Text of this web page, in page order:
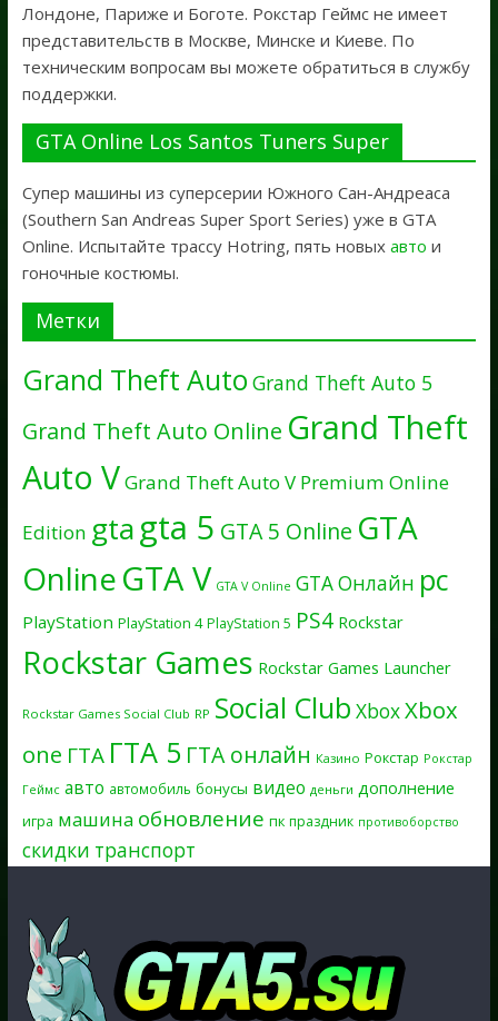
Лондоне, Париже и Боготе. Рокстар Геймс не имеет
представительств в Москве, Минске и Киеве. По
техническим вопросам вы можете обратиться в службу
поддержки.
GTA Online Los Santos Tuners Super
Супер машины из суперсерии Южного Сан-Андреаса
(Southern San Andreas Super Sport Series) уже в GTA
Online. Испытайте трассу Hotring, пять новых авто и
гоночные костюмы.
Метки
Grand Theft Auto Grand Theft Auto 5
Grand Theft Auto Online Grand Theft
Auto VGrand Theft Auto V Premium Online
Edition gtagta 5 GTA 5 Online GTA
OnlineGTA V GTA V Online GTA Онлайн pc
PlayStation PlayStation 4 PlayStation 5 PS4 Rockstar
Rockstar Games Rockstar Games Launcher
Rockstar Games Social Club RP Social Club XboxXbox
one ГТА ГТА 5 ГТА онлайн Казино Рокстар Рокстар
Геймс авто автомобиль бонусы видео деньги дополнение
игра машина обновление пк праздник противоборство
скидки транспорт